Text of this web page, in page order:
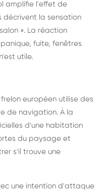
amplifie l'effet de
décrivent la sensation
». La réaction
fuite, fenêtres
utile.
européen utilise des
de navigation. À la
d'une habitation
du paysage et
s'il trouve une
une intention d'attaque